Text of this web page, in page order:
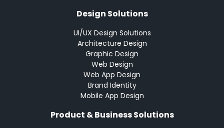
Design Solutions
UI/UX Design Solutions
Architecture Design
Graphic Design
Web Design
Web App Design
Brand Identity
Mobile App Design
Product & Business Solutions